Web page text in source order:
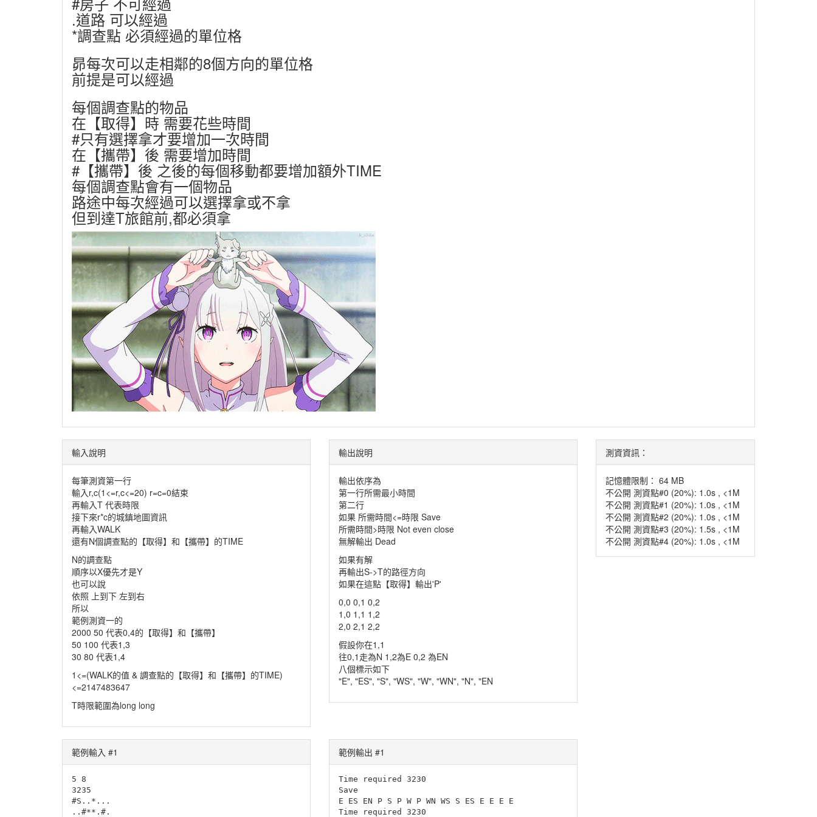
.道路 可以經過
*調查點 必須經過的單位格
昴每次可以走相鄰的8個方向的單位格
前提是可以經過
每個調查點的物品
在【取得】時 需要花些時間
#只有選擇拿才要增加一次時間
在【攜帶】後 需要增加時間
#【攜帶】後 之後的每個移動都要增加額外TIME
每個調查點會有一個物品
路途中每次經過可以選擇拿或不拿
但到達T旅館前,都必須拿
輸入說明
每筆測資第一行
輸入r,c(1<=r,c<=20) r=c=0結束
再輸入T 代表時限
接下來r*c的城鎮地圖資訊
再輸入WALK
還有N個調查點的【取得】和【攜帶】的TIME
N的調查點
順序以X優先才是Y
也可以說
依照 上到下 左到右
所以
範例測資一的
2000 50 代表0,4的【取得】和【攜帶】
50 100 代表1,3
30 80 代表1,4
1<=(WALK的值 & 調查點的【取得】和【攜帶】的TIME)
<=2147483647
T時限範圍為long long
輸出說明
輸出依序為
第一行所需最小時間
第二行
如果 所需時間<=時限 Save
所需時間>時限 Not even close
無解輸出 Dead
如果有解
再輸出S->T的路徑方向
如果在這點【取得】輸出'P'
0,0 0,1 0,2
1,0 1,1 1,2
2,0 2,1 2,2
假設你在1,1
往0,1走為N 1,2為E 0,2 為EN
八個標示如下
"E", "ES", "S", "WS", "W", "WN", "N", "EN
範例輸入 #1
5 8
3235
#S..*...
..#**.#.
範例輸出 #1
Time required 3230
Save
E ES EN P S P W P WN WS S ES E E E E
Time required 3230
測資資訊：
記憶體限制： 64 MB
不公開 測資點#0 (20%): 1.0s , <1M
不公開 測資點#1 (20%): 1.0s , <1M
不公開 測資點#2 (20%): 1.0s , <1M
不公開 測資點#3 (20%): 1.5s , <1M
不公開 測資點#4 (20%): 1.0s , <1M